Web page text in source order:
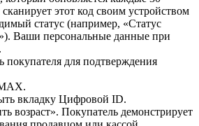
этот код своим устройством
статус (например, «Статус
Ваши персональные данные при
покупателя для подтверждения
вкладку Цифровой ID.
возраст». Покупатель демонстрирует